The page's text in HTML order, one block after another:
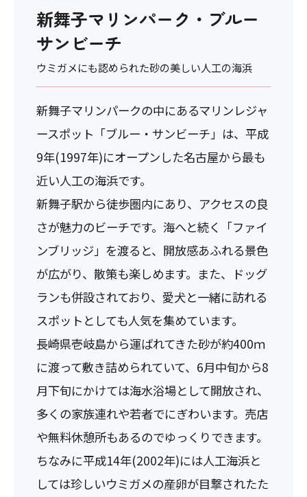
新舞子マリンパーク・ブルー
サンビーチ
ウミガメにも認められた砂の美しい人工の海浜
新舞子マリンパークの中にあるマリンレジャ
ースポット「ブルー・サンビーチ」は、平成
9年(1997年)にオープンした名古屋から最も
近い人工の海浜です。
新舞子駅から徒歩圏内にあり、アクセスの良
さが魅力のビーチです。海へと続く「ファイ
ンブリッジ」を渡ると、開放感あふれる景色
が広がり、散策も楽しめます。また、ドッグ
ランも併設されており、愛犬と一緒に訪れる
スポットとしても人気を集めています。
長崎県壱岐島から運ばれてきた砂が約400ｍ
に渡って敷き詰められていて、6月中旬から8
月下旬にかけては海水浴場として開放され、
多くの家族連れや若者でにぎわいます。売店
や無料休憩所もあるのでゆっくりできます。
ちなみに平成14年(2002年)には人工海浜と
しては珍しいウミガメの産卵が目撃されたた